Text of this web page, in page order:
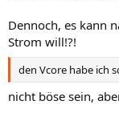
Dennoch, es kann
Strom will!?!
den Vcore habe ich
nicht böse sein,